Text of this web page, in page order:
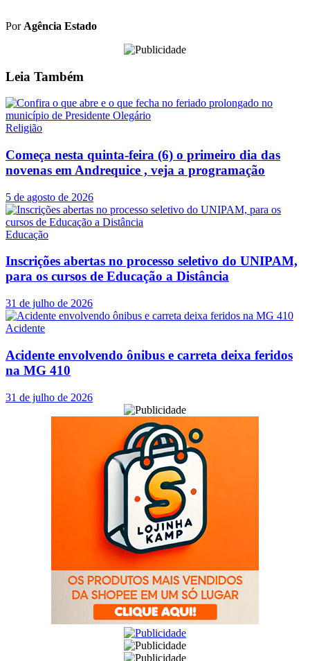
Por Agência Estado
Leia Também
Religião
Começa nesta quinta-feira (6) o primeiro dia das
novenas em Andrequice , veja a programação
5 de agosto de 2026
Educação
Inscrições abertas no processo seletivo do UNIPAM,
para os cursos de Educação a Distância
31 de julho de 2026
Acidente
Acidente envolvendo ônibus e carreta deixa feridos
na MG 410
31 de julho de 2026